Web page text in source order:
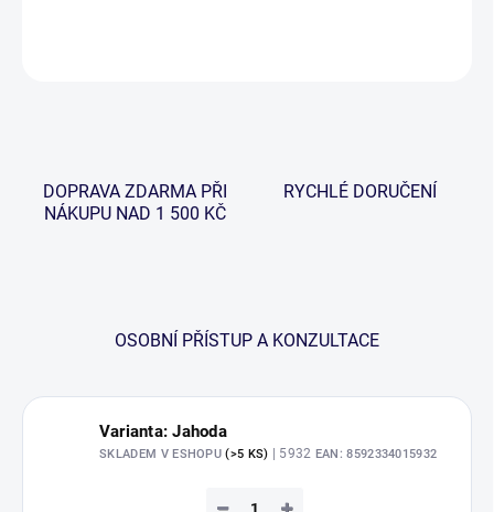
DOPRAVA ZDARMA PŘI
NÁKUPU NAD 1 500 KČ
RYCHLÉ DORUČENÍ
OSOBNÍ PŘÍSTUP A KONZULTACE
Varianta: Jahoda
SKLADEM V ESHOPU(>5 KS) | 5932 EAN: 8592334015932